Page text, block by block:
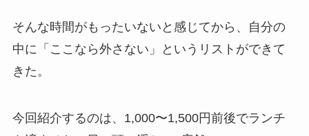
そんな時間がもったいないと感じてから、自分の
中に「ここなら外さない」というリストができて
きた。
今回紹介するのは、1,000〜1,500円前後でランチ